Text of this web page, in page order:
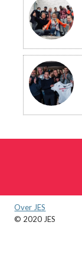
Over JES
© 2020 JES